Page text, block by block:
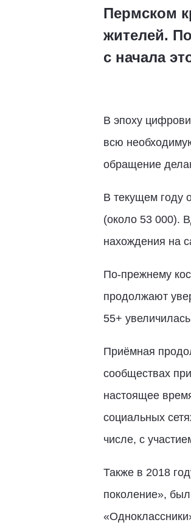
Пермском
жителей.
с начала
В эпоху
всю
обращение
В текущем году
(около 53 000).
нахождения на
По-прежнему
продолжают
55+
Приёмная
сообществах
настоящее
социальных
числе, с
Также в 2018
поколение»,